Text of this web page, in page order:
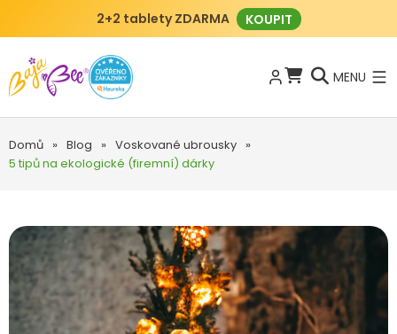
2+2 tablety ZDARMA KOUPIT
MENU
Domů » Blog » Voskované ubrousky »
5 tipů na ekologické (firemní) dárky